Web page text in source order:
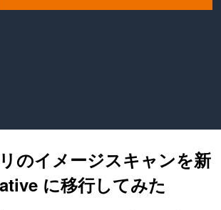
のイメージスキャンを新
に移行してみた